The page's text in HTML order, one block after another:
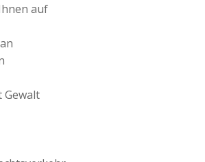
auf
Gewalt